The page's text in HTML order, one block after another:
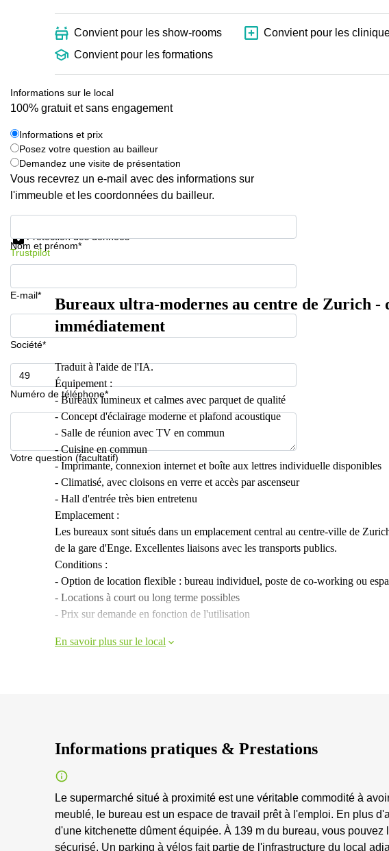
Convient pour les show-rooms
Convient pour les
Convient pour les formations
Informations sur le local
100% gratuit et sans engagement
Informations et prix
Posez votre question au bailleur
Demandez une visite de présentation
Vous recevrez un e-mail avec des informations sur
l'immeuble et les coordonnées du bailleur.
Nom et prénom*
E-mail*
Société*
Numéro de téléphone*
Votre question (facultatif)
Protection des données
Trustpilot
Bureaux ultra-modernes au centre de Zurich -
immédiatement
Traduit à l'aide de l'IA.
Équipement :
- Bureaux lumineux et calmes avec parquet de qualité
- Concept d'éclairage moderne et plafond acoustique
- Salle de réunion avec TV en commun
- Cuisine en commun
- Imprimante, connexion internet et boîte aux lettres individuelle disponibles
- Climatisé, avec cloisons en verre et accès par ascenseur
- Hall d'entrée très bien entretenu
Emplacement :
Les bureaux sont situés dans un emplacement central au centre-ville de
de la gare d'Enge. Excellentes liaisons avec les transports publics.
Conditions :
- Option de location flexible : bureau individuel, poste de co-working ou
- Locations à court ou long terme possibles
- Prix sur demande en fonction de l'utilisation
En savoir plus sur le local
Informations pratiques & Prestations
Le supermarché situé à proximité est une véritable commodité à
meublé, le bureau est un espace de travail prêt à l'emploi. En plus
d'une kitchenette dûment équipée. À 139 m du bureau, vous
sécurisé. Un parking à vélos fait partie de l'infrastructure du local